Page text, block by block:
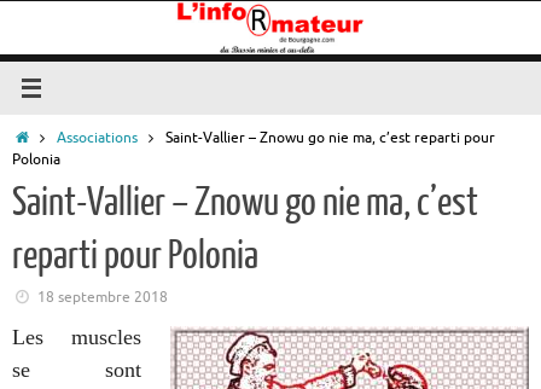
contenu
Accueil
Associations
Saint-Vallier – Znowu go nie ma, c’est reparti pour
Polonia
Saint-Vallier – Znowu go nie ma, c’est
reparti pour Polonia
18 septembre 2018
Les muscles
se sont